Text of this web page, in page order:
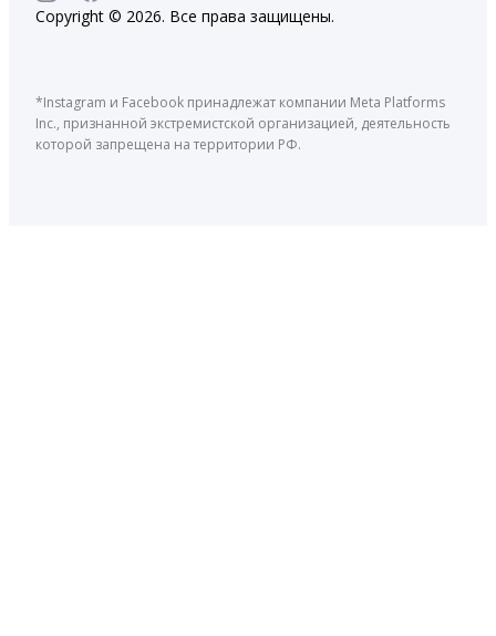
Copyright © 2026. Все права защищены.
*Instagram и Facebook принадлежат компании Meta Platforms
Inc., признанной экстремистской организацией, деятельность
которой запрещена на территории РФ.